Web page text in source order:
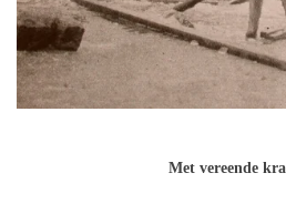
Met vereende